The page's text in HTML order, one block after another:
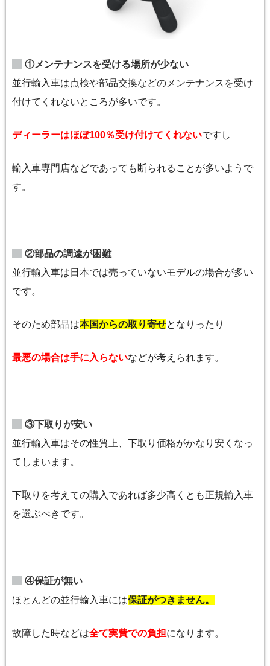
①メンテナンスを受ける場所が少ない
並行輸入車は点検や部品交換などのメンテナンスを受け
付けてくれないところが多いです。
ディーラーはほぼ100％受け付けてくれないですし
輸入車専門店などであっても断られることが多いようで
す。
②部品の調達が困難
並行輸入車は日本では売っていないモデルの場合が多い
です。
そのため部品は本国からの取り寄せとなりったり
最悪の場合は手に入らないなどが考えられます。
③下取りが安い
並行輸入車はその性質上、下取り価格がかなり安くなっ
てしまいます。
下取りを考えての購入であれば多少高くとも正規輸入車
を選ぶべきです。
④保証が無い
ほとんどの並行輸入車には保証がつきません。
故障した時などは全て実費での負担になります。